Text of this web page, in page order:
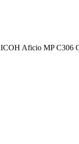
Aficio MP С306